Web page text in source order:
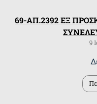
69-ΑΠ.2392 ΕΞ
9